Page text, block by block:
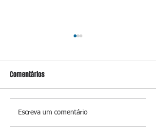
Comentários
Escreva um comentário